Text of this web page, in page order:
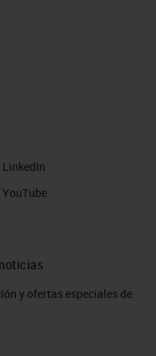
LinkedIn
YouTube
y ofertas especiales de